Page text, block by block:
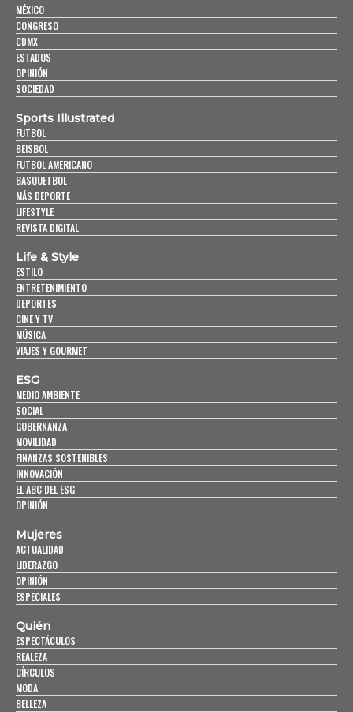
MÉXICO
CONGRESO
CDMX
ESTADOS
OPINIÓN
SOCIEDAD
Sports Illustrated
FUTBOL
BEISBOL
FUTBOL AMERICANO
BASQUETBOL
MÁS DEPORTE
LIFESTYLE
REVISTA DIGITAL
Life & Style
ESTILO
ENTRETENIMIENTO
DEPORTES
CINE Y TV
MÚSICA
VIAJES Y GOURMET
ESG
MEDIO AMBIENTE
SOCIAL
GOBERNANZA
MOVILIDAD
FINANZAS SOSTENIBLES
INNOVACIÓN
EL ABC DEL ESG
OPINIÓN
Mujeres
ACTUALIDAD
LIDERAZGO
OPINIÓN
ESPECIALES
Quién
ESPECTÁCULOS
REALEZA
CÍRCULOS
MODA
BELLEZA